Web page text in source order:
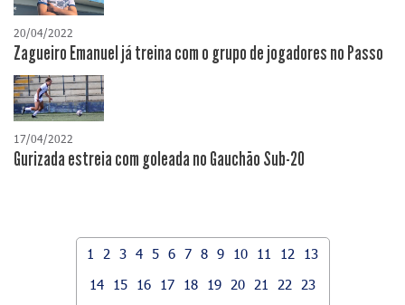
20/04/2022
Zagueiro Emanuel já treina com o grupo de jogadores no Passo
17/04/2022
Gurizada estreia com goleada no Gauchão Sub-20
1 2 3 4 5 6 7 8 9 10 11 12
13
14
15 16 17 18 19 20 21 22
23